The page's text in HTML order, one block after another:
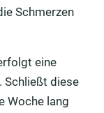
Schmerzen
eine
Schließt diese
Woche lang